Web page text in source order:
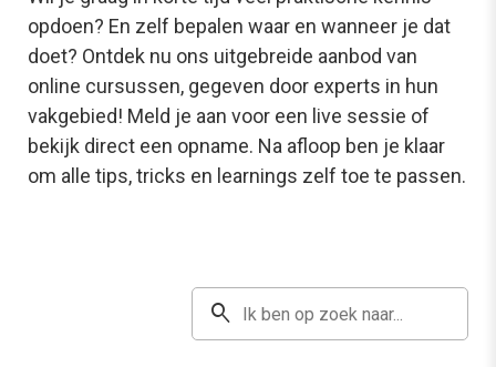
opdoen? En zelf bepalen waar en wanneer je dat
doet? Ontdek nu ons uitgebreide aanbod van
online cursussen, gegeven door experts in hun
vakgebied! Meld je aan voor een live sessie of
bekijk direct een opname. Na afloop ben je klaar
om alle tips, tricks en learnings zelf toe te passen.
search